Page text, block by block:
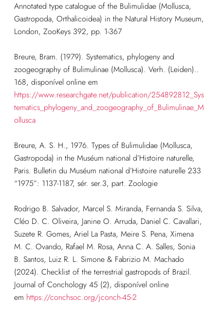
Annotated type catalogue of the Bulimulidae (Mollusca,
Gastropoda, Orthalicoidea) in the Natural History Museum,
London, ZooKeys 392, pp. 1-367
Breure, Bram. (1979). Systematics, phylogeny and
zoogeography of Bulimulinae (Mollusca). Verh. (Leiden)..
168, disponível online em
https://www.researchgate.net/publication/254892812_Sys
tematics_phylogeny_and_zoogeography_of_Bulimulinae_M
ollusca
Breure, A. S. H., 1976. Types of Bulimulidae (Mollusca,
Gastropoda) in the Muséum national d’Histoire naturelle,
Paris. Bulletin du Muséum national d’Histoire naturelle 233
“1975”: 1137-1187, sér. ser.3, part. Zoologie
Rodrigo B. Salvador, Marcel S. Miranda, Fernanda S. Silva,
Cléo D. C. Oliveira, Janine O. Arruda, Daniel C. Cavallari,
Suzete R. Gomes, Ariel La Pasta, Meire S. Pena, Ximena
M. C. Ovando, Rafael M. Rosa, Anna C. A. Salles, Sonia
B. Santos, Luiz R. L. Simone & Fabrizio M. Machado
(2024). Checklist of the terrestrial gastropods of Brazil.
Journal of Conchology 45 (2), disponível online
em https://conchsoc.org/jconch-45-2